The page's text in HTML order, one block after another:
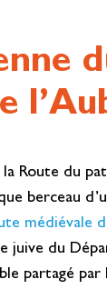
Route du
berceau
médiévale
juive du
partagé